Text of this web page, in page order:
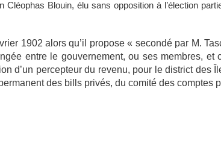
Blouin, élu sans opposition à l’élection
1902 alors qu’il propose « secondé par M.
entre le gouvernement, ou ses membres, et
d’un percepteur du revenu, pour le district des
des bills privés, du comité des comptes